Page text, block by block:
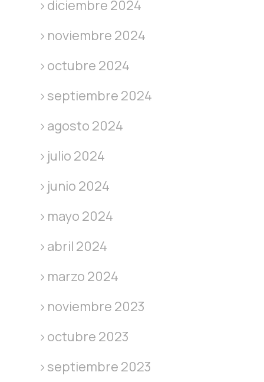
diciembre 2024
noviembre 2024
octubre 2024
septiembre 2024
agosto 2024
julio 2024
junio 2024
mayo 2024
abril 2024
marzo 2024
noviembre 2023
octubre 2023
septiembre 2023